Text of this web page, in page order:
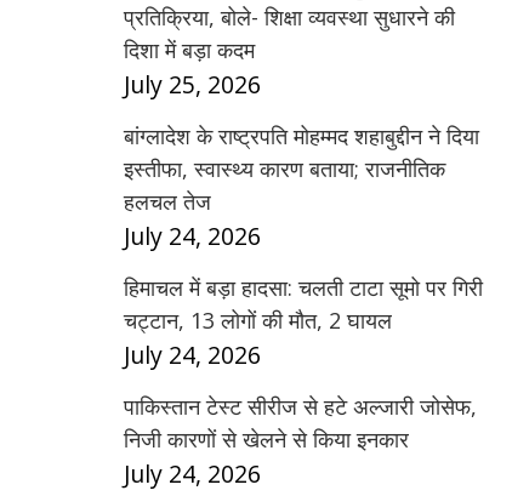
प्रतिक्रिया, बोले- शिक्षा व्यवस्था सुधारने की
दिशा में बड़ा कदम
July 25, 2026
बांग्लादेश के राष्ट्रपति मोहम्मद शहाबुद्दीन ने दिया
इस्तीफा, स्वास्थ्य कारण बताया; राजनीतिक
हलचल तेज
July 24, 2026
हिमाचल में बड़ा हादसा: चलती टाटा सूमो पर गिरी
चट्टान, 13 लोगों की मौत, 2 घायल
July 24, 2026
पाकिस्तान टेस्ट सीरीज से हटे अल्जारी जोसेफ,
निजी कारणों से खेलने से किया इनकार
July 24, 2026